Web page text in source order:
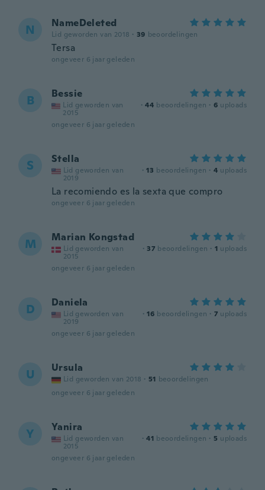
N NameDeleted
Lid geworden van 2018 · 39 beoordelingen
Tersa
ongeveer 6 jaar geleden
B Bessie
Lid geworden van
2015
· 44 beoordelingen · 6 uploads
ongeveer 6 jaar geleden
S Stella
Lid geworden van
2019
· 13 beoordelingen · 4 uploads
La recomiendo es la sexta que compro
ongeveer 6 jaar geleden
M Marian Kongstad
Lid geworden van
2015
· 37 beoordelingen · 1 uploads
ongeveer 6 jaar geleden
D Daniela
Lid geworden van
2019
· 16 beoordelingen · 7 uploads
ongeveer 6 jaar geleden
U Ursula
Lid geworden van 2018 · 51 beoordelingen
ongeveer 6 jaar geleden
Y Yanira
Lid geworden van
2015
· 41 beoordelingen · 5 uploads
ongeveer 6 jaar geleden